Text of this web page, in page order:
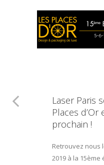
Laser Paris
Places
prochain !
Retrouvez nous
2019 à la 15ème